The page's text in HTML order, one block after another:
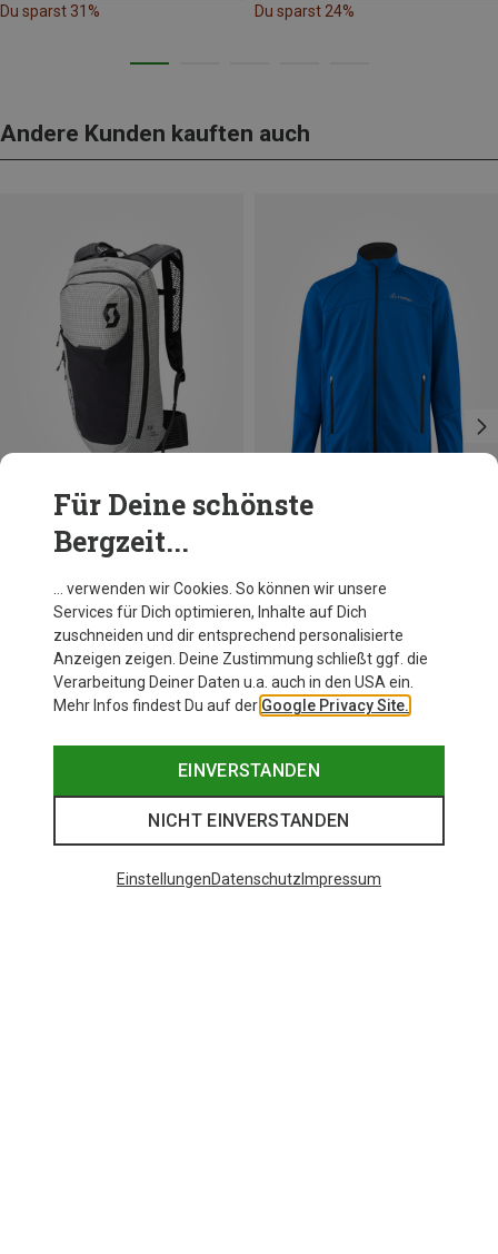
Du sparst 31% Du sparst 24%
Andere Kunden kauften auch
Du sparst 32%
Für Deine schönste
Bergzeit...
… verwenden wir Cookies. So können wir unsere
Services für Dich optimieren, Inhalte auf Dich
zuschneiden und dir entsprechend personalisierte
Anzeigen zeigen. Deine Zustimmung schließt ggf. die
Verarbeitung Deiner Daten u.a. auch in den USA ein.
Mehr Infos findest Du auf der Google Privacy Site.
EINVERSTANDEN
NICHT EINVERSTANDEN
EinstellungenDatenschutz Impressum